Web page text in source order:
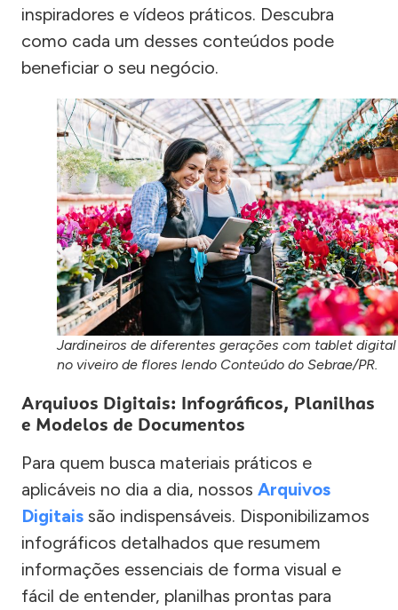
inspiradores e vídeos práticos. Descubra
como cada um desses conteúdos pode
beneficiar o seu negócio.
Jardineiros de diferentes gerações com tablet digital
no viveiro de flores lendo Conteúdo do Sebrae/PR.
Arquivos Digitais: Infográficos, Planilhas
e Modelos de Documentos
Para quem busca materiais práticos e
aplicáveis no dia a dia, nossos Arquivos
Digitais são indispensáveis. Disponibilizamos
infográficos detalhados que resumem
informações essenciais de forma visual e
fácil de entender, planilhas prontas para